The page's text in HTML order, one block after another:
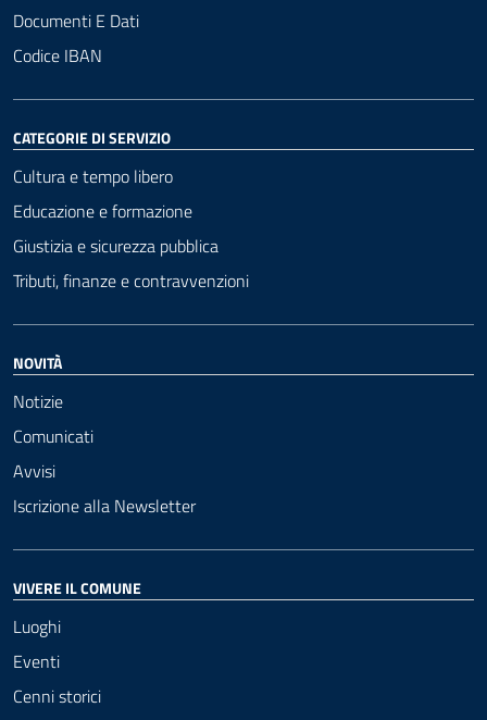
Documenti E Dati
Codice IBAN
CATEGORIE DI SERVIZIO
Cultura e tempo libero
Educazione e formazione
Giustizia e sicurezza pubblica
Tributi, finanze e contravvenzioni
NOVITÀ
Notizie
Comunicati
Avvisi
Iscrizione alla Newsletter
VIVERE IL COMUNE
Luoghi
Eventi
Cenni storici